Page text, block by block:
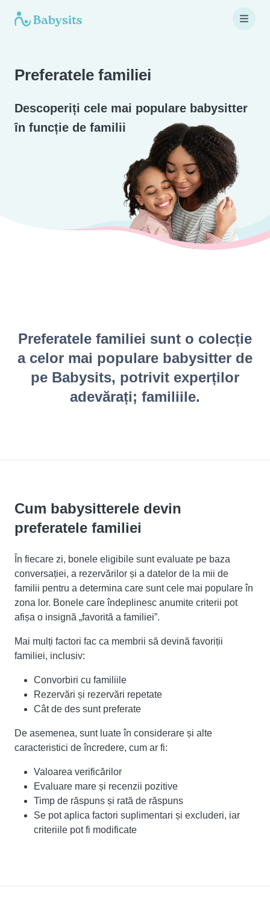
Preferatele familiei
Descoperiți cele mai populare babysitter
în funcție de familii
Preferatele familiei sunt o colecție
a celor mai populare babysitter de
pe Babysits, potrivit experților
adevărați; familiile.
Cum babysitterele devin
preferatele familiei
În fiecare zi, bonele eligibile sunt evaluate pe baza
conversației, a rezervărilor și a datelor de la mii de
familii pentru a determina care sunt cele mai populare în
zona lor. Bonele care îndeplinesc anumite criterii pot
afișa o insignă „favorită a familiei”.
Mai mulți factori fac ca membrii să devină favoriții
familiei, inclusiv:
Convorbiri cu familiile
Rezervări și rezervări repetate
Cât de des sunt preferate
De asemenea, sunt luate în considerare și alte
caracteristici de încredere, cum ar fi:
Valoarea verificărilor
Evaluare mare și recenzii pozitive
Timp de răspuns și rată de răspuns
Se pot aplica factori suplimentari și excluderi, iar
criteriile pot fi modificate